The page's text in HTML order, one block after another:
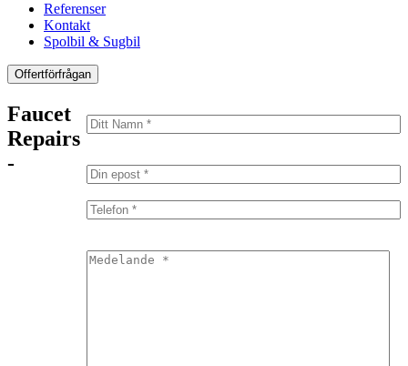
Referenser
Kontakt
Spolbil & Sugbil
Offertförfrågan
Faucet
Repairs
-